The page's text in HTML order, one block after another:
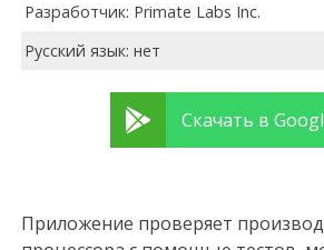
Разработчик: Primate Labs Inc.
Русский язык: нет
Скачать в
Приложение проверяет